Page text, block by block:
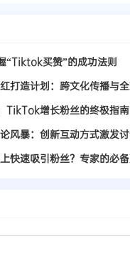
“Tiktok买赞”的成功法则
打造计划：跨文化传播与
TikTok增长粉丝的终极指南
风暴：创新互动方式激发
快速吸引粉丝？专家的必